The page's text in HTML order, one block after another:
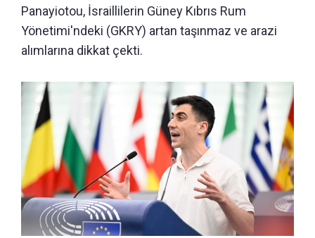
Panayiotou, İsraillilerin Güney Kıbrıs Rum
Yönetimi'ndeki (GKRY) artan taşınmaz ve arazi
alımlarına dikkat çekti.